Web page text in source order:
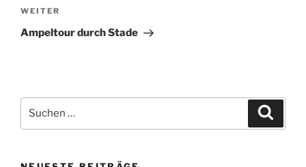
Nächster
Beitrag
WEITER
Ampeltour durch Stade
nach: